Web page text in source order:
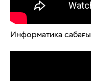
Информатика сабағы